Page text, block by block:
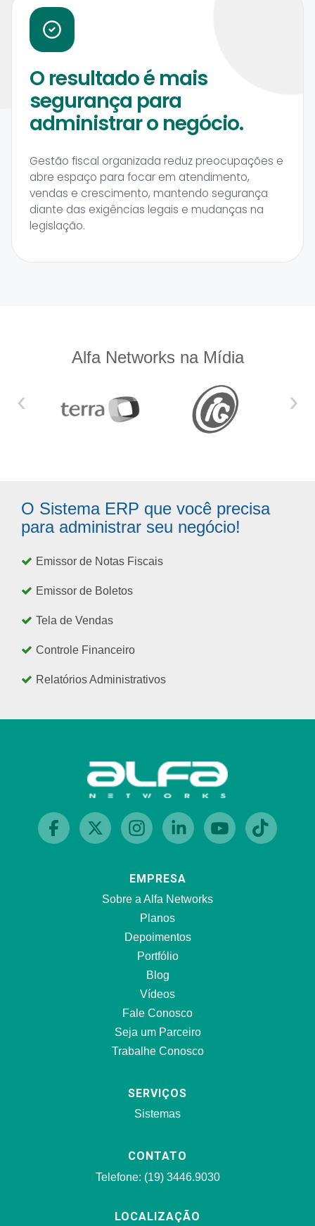
O resultado é mais
segurança para
administrar o negócio.
Gestão fiscal organizada reduz preocupações e
abre espaço para focar em atendimento,
vendas e crescimento, mantendo segurança
diante das exigências legais e mudanças na
legislação.
Alfa Networks na Mídia
‹ ›
O Sistema ERP que você precisa
para administrar seu negócio!
Emissor de Notas Fiscais
Emissor de Boletos
Tela de Vendas
Controle Financeiro
Relatórios Administrativos
EMPRESA
Sobre a Alfa Networks
Planos
Depoimentos
Portfólio
Blog
Vídeos
Fale Conosco
Seja um Parceiro
Trabalhe Conosco
SERVIÇOS
Sistemas
CONTATO
Telefone: (19) 3446.9030
LOCALIZAÇÃO